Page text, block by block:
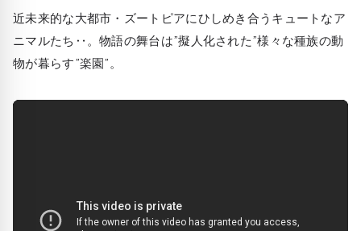
近未来的な大都市・ズートピアにひしめき合うキュートなア
ニマルたち‥。物語の舞台は”擬人化された”様々な種族の動
物が暮らす”楽園”。